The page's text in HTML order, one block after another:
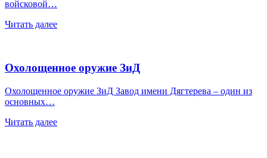
войсковой…
Читать далее
Охолощенное оружие ЗиД
Охолощенное оружие ЗиД Завод имени Дягтерева – один из
основных…
Читать далее